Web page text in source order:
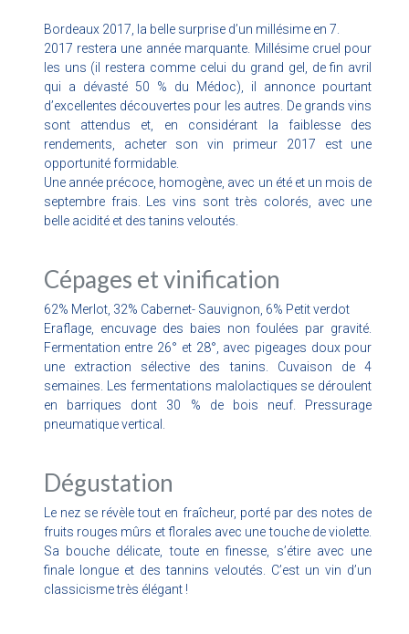
Bordeaux 2017, la belle surprise d’un millésime en 7.
2017 restera une année marquante. Millésime cruel pour
les uns (il restera comme celui du grand gel, de fin avril
qui a dévasté 50 % du Médoc), il annonce pourtant
d’excellentes découvertes pour les autres. De grands vins
sont attendus et, en considérant la faiblesse des
rendements, acheter son vin primeur 2017 est une
opportunité formidable.
Une année précoce, homogène, avec un été et un mois de
septembre frais. Les vins sont très colorés, avec une
belle acidité et des tanins veloutés.
Cépages et vinification
62% Merlot, 32% Cabernet- Sauvignon, 6% Petit verdot
Eraflage, encuvage des baies non foulées par gravité.
Fermentation entre 26° et 28°, avec pigeages doux pour
une extraction sélective des tanins. Cuvaison de 4
semaines. Les fermentations malolactiques se déroulent
en barriques dont 30 % de bois neuf. Pressurage
pneumatique vertical.
Dégustation
Le nez se révèle tout en fraîcheur, porté par des notes de
fruits rouges mûrs et florales avec une touche de violette.
Sa bouche délicate, toute en finesse, s’étire avec une
finale longue et des tannins veloutés. C’est un vin d’un
classicisme très élégant !